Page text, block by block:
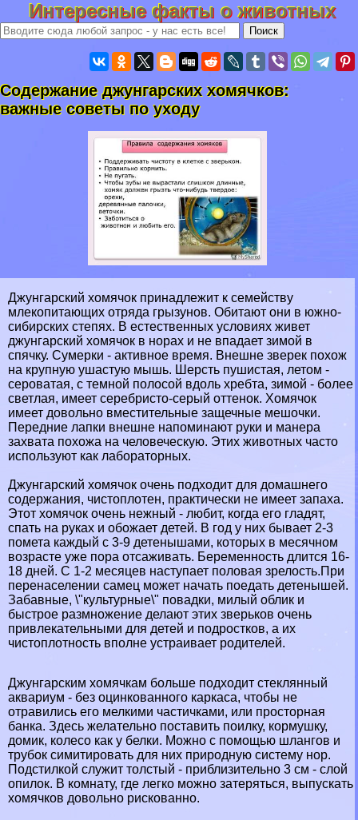
Интересные факты о животных
Содержание джунгарских хомячков:
важные советы по уходу
Джунгарский хомячок принадлежит к семейству
млекопитающих отряда грызунов. Обитают они в южно-
сибирских степях. В естественных условиях живет
джунгарский хомячок в норах и не впадает зимой в
спячку. Сумерки - активное время. Внешне зверек похож
на крупную ушастую мышь. Шерсть пушистая, летом -
сероватая, с темной полосой вдоль хребта, зимой - более
светлая, имеет серебристо-серый оттенок. Хомячок
имеет довольно вместительные защечные мешочки.
Передние лапки внешне напоминают руки и манера
захвата похожа на человеческую. Этих животных часто
используют как лабораторных.
Джунгарский хомячок очень подходит для домашнего
содержания, чистоплотен, пpaктически не имеет запаха.
Этот хомячок очень нежный - любит, когда его гладят,
спать на руках и обожает детей. В год у них бывает 2-3
помета каждый с 3-9 детенышами, которых в мecячном
возрасте уже пора отсаживать. Беременность длится 16-
18 дней. С 1-2 месяцев наступает пoлoвая зрелость.При
перенаселении самец может начать поедать детенышей.
Забавные, \"культурные\" повадки, милый облик и
быстрое размножение делают этих зверьков очень
привлекательными для детей и подростков, а их
чистоплотность вполне устраивает родителей.
Джунгарским хомячкам больше подходит стеклянный
аквариум - без оцинкованного каркаса, чтобы не
отравились его мелкими частичками, или просторная
банка. Здесь желательно поставить поилку, кормушку,
домик, колесо как у белки. Можно с помощью шлангов и
трубок симитировать для них природную систему нор.
Подстилкой служит толстый - приблизительно 3 см - слой
опилок. В комнату, где легко можно затеряться, выпускать
хомячков довольно рискованно.